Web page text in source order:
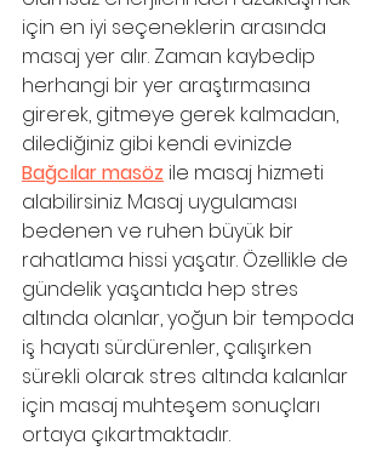
için en iyi seçeneklerin arasında
masaj yer alır. Zaman kaybedip
herhangi bir yer araştırmasına
girerek, gitmeye gerek kalmadan,
dilediğiniz gibi kendi evinizde
Bağcılar masöz ile masaj hizmeti
alabilirsiniz. Masaj uygulaması
bedenen ve ruhen büyük bir
rahatlama hissi yaşatır. Özellikle de
gündelik yaşantıda hep stres
altında olanlar, yoğun bir tempoda
iş hayatı sürdürenler, çalışırken
sürekli olarak stres altında kalanlar
için masaj muhteşem sonuçları
ortaya çıkartmaktadır.